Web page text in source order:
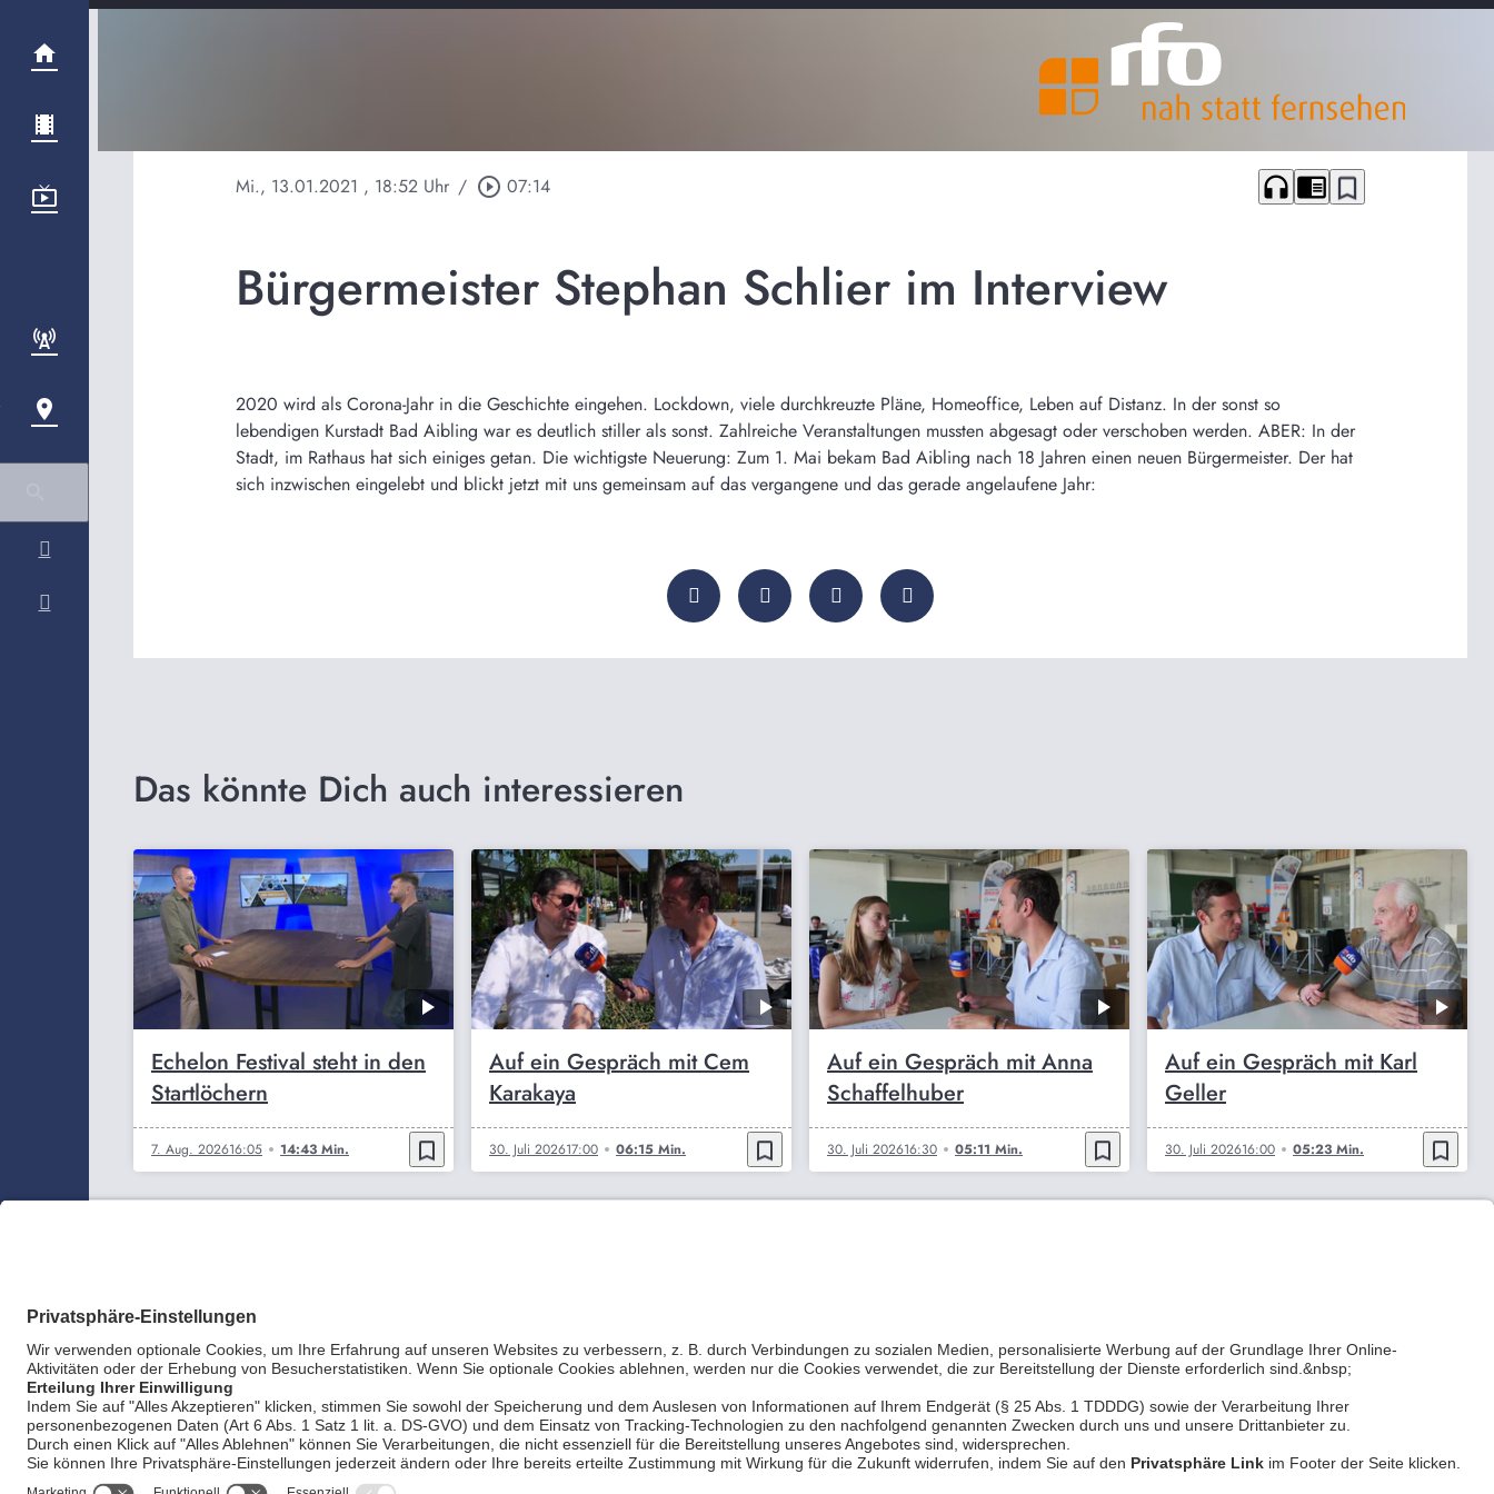
Mi., 13.01.2021 , 18:52 Uhr / play_circle_outline 07:14 headphones chrome_reader_mode bookmark_border
Bürgermeister Stephan Schlier im Interview
2020 wird als Corona-Jahr in die Geschichte eingehen. Lockdown, viele durchkreuzte Pläne, Homeoffice, Leben auf Distanz. In der sonst so
lebendigen Kurstadt Bad Aibling war es deutlich stiller als sonst. Zahlreiche Veranstaltungen mussten abgesagt oder verschoben werden. ABER: In der
Stadt, im Rathaus hat sich einiges getan. Die wichtigste Neuerung: Zum 1. Mai bekam Bad Aibling nach 18 Jahren einen neuen Bürgermeister. Der hat
sich inzwischen eingelebt und blickt jetzt mit uns gemeinsam auf das vergangene und das gerade angelaufene Jahr:
Das könnte Dich auch interessieren
Echelon Festival steht in den
Startlöchern
7. Aug. 202616:05 14:43 Min. bookmark_border
Auf ein Gespräch mit Cem
Karakaya
30. Juli 202617:00 06:15 Min. bookmark_border
Auf ein Gespräch mit Anna
Schaffelhuber
30. Juli 202616:30 05:11 Min. bookmark_border
Auf ein Gespräch mit Karl
Geller
30. Juli 202616:00 05:23 Min. bookmark_border